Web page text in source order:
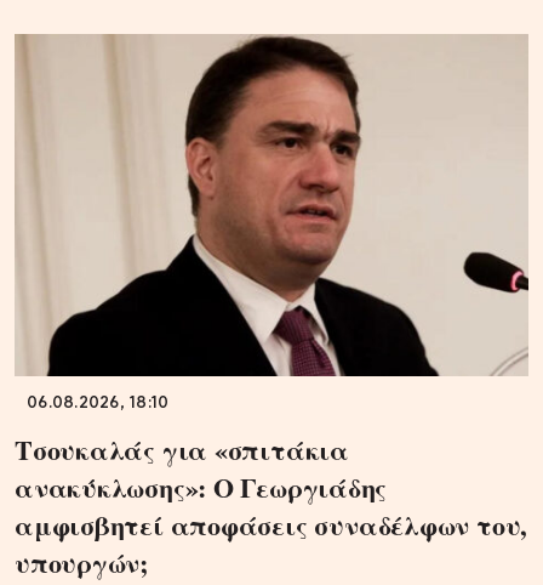
06.08.2026, 18:10
Τσουκαλάς για «σπιτάκια
ανακύκλωσης»: Ο Γεωργιάδης
αμφισβητεί αποφάσεις συναδέλφων του,
υπουργών;